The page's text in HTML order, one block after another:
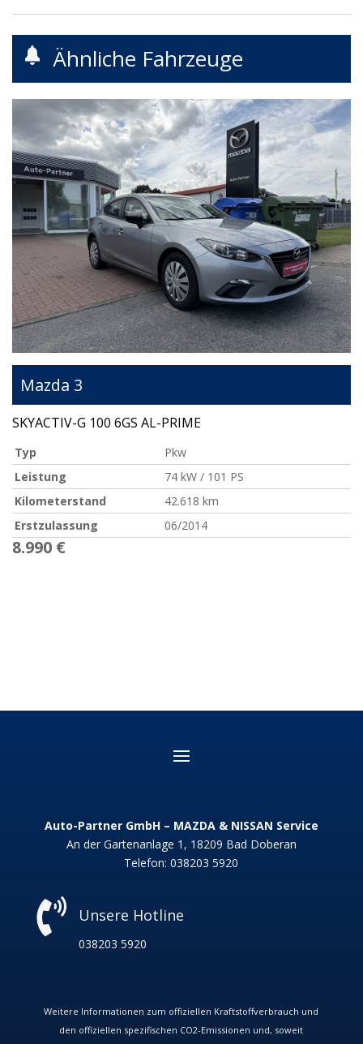
Ähnliche Fahrzeuge
Mazda 3
SKYACTIV-G 100 6GS AL-PRIME
Typ
Pkw
Leistung
74 kW / 101 PS
Kilometerstand
42.618 km
Erstzulassung
06/2014
8.990 €
Auto-Partner GmbH – MAZDA & NISSAN Service
An der Gartenanlage 1, 18209 Bad Doberan
Telefon:038203 5920
 Unsere Hotline
038203 5920
Weitere Informationen zum offiziellen Kraftstoffverbrauch und
den offiziellen spezifischen CO2-Emissionen und, soweit